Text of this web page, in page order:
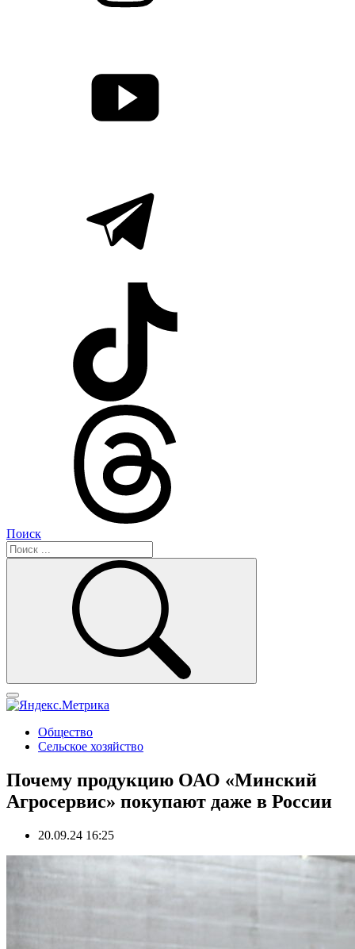
Поиск
Общество
Сельское хозяйство
Почему продукцию ОАО «Минский
Агросервис» покупают даже в России
20.09.24 16:25